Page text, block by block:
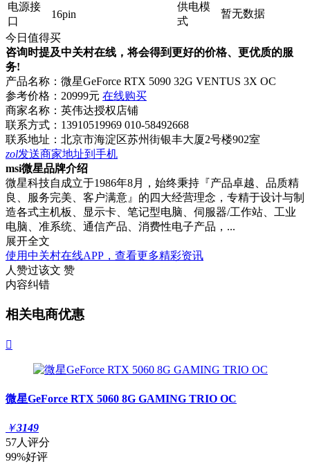
电源接
口
16pin
供电模
式
暂无数据
今日值得买
咨询时提及中关村在线，将会得到更好的价格、更优质的服
务!
产品名称： 微星GeForce RTX 5090 32G VENTUS 3X OC
参考价格： 20999元 在线购买
商家名称： 英伟达授权店铺
联系方式： 13910519969 010-58492668
联系地址： 北京市海淀区苏州街银丰大厦2号楼902室
zol发送商家地址到手机
msi微星品牌介绍
微星科技自成立于1986年8月，始终秉持『产品卓越、品质精
良、服务完美、客户满意』的四大经营理念，专精于设计与制
造各式主机板、显示卡、笔记型电脑、伺服器/工作站、工业
电脑、准系统、通信产品、消费性电子产品，...
展开全文
使用中关村在线APP，查看更多精彩资讯
人赞过该文 赞
内容纠错
相关电商优惠

微星GeForce RTX 5060 8G GAMING TRIO OC
￥3149
57人评分
99%好评